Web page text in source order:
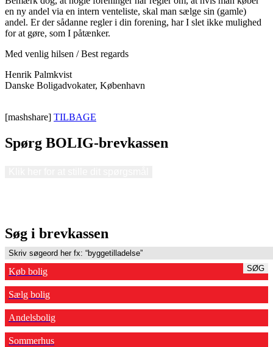
en ny andel via en intern venteliste, skal man sælge sin (gamle)
andel. Er der sådanne regler i din forening, har I slet ikke mulighed
for at gøre, som I påtænker.
Med venlig hilsen / Best regards
Henrik Palmkvist
Danske Boligadvokater, København
[mashshare] TILBAGE
Spørg BOLIG-brevkassen
Søg i brevkassen
SØG
Køb bolig
Sælg bolig
Andelsbolig
Sommerhus